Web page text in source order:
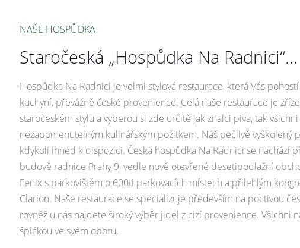
NAŠE HOSPŮDKA
Staročeská „Hospůdka Na Radnici“…
Hospůdka Na Radnici je velmi stylová restaurace, která Vás
kuchyní, převážně české provenience. Celá naše restaurace je
staročeském stylu a vyberou si zde určitě jak znalci piva, tak
nezapomenutelným kulinářským požitkem. Náš pečlivě vyškolený
kdykoli ihned k dispozici. Česká hospůdka Na Radnici se nachází
budově radnice Prahy 9, vedle nově otevřené desetipodlažní
Fenix s parkovištěm o 600ti parkovacích místech a přilehlým
Clarion. Naše restaurace se specializuje především na poctivou
rovněž u nás najdete široký výběr jidel z cizí provenience. Všichni
špičkou ve svém oboru.